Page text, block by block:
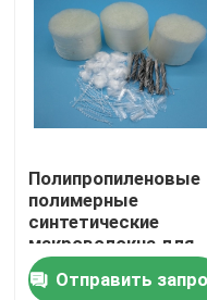
Дом
Полипропиленовые
полимерные
синтетические
макроволокна для
армирования
Отправить